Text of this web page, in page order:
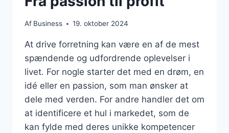
Af Business 19. oktober 2024
At drive forretning kan være en af de mest
spændende og udfordrende oplevelser i
livet. For nogle starter det med en drøm, en
idé eller en passion, som man ønsker at
dele med verden. For andre handler det om
at identificere et hul i markedet, som de
kan fylde med deres unikke kompetencer